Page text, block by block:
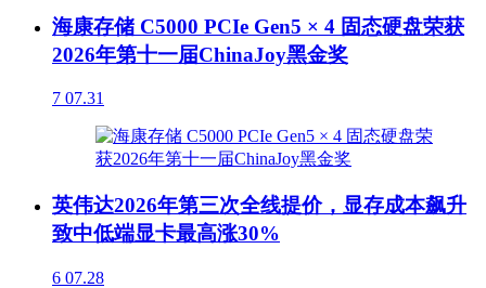
海康存储 C5000 PCIe Gen5 × 4 固态硬盘荣获
2026年第十一届ChinaJoy黑金奖
7 07.31
英伟达2026年第三次全线提价，显存成本飙升
致中低端显卡最高涨30%
6 07.28